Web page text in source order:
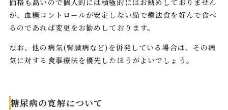
価格も高いので個人的には積極的にはお勧めしておりません
が、血糖コントロールが安定しない猫で療法食を好んで食べ
るのであれば変更をお勧めしております。
なお、他の病気(腎臓病など)を併発している場合は、その病
気に対する食事療法を優先したほうがよいでしょう。
糖尿病の寛解について